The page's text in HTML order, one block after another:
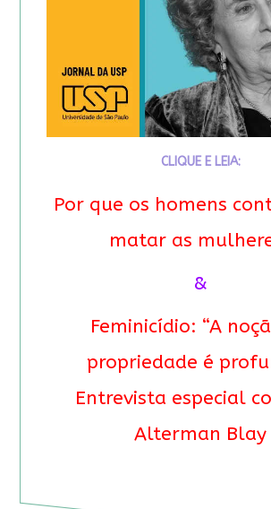
CLIQUE E LEIA:
Por que os homens
matar as
&
Feminicídio: “A
propriedade é
Entrevista especial
Alterman Blay